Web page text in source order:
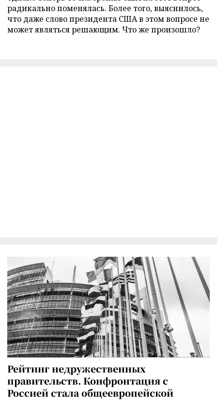
радикально поменялась. Более того, выяснилось,
что даже слово президента США в этом вопросе не
может являться решающим. Что же произошло?
Рейтинг недружественных
правительств. Конфронтация с
Россией стала общеевропейской